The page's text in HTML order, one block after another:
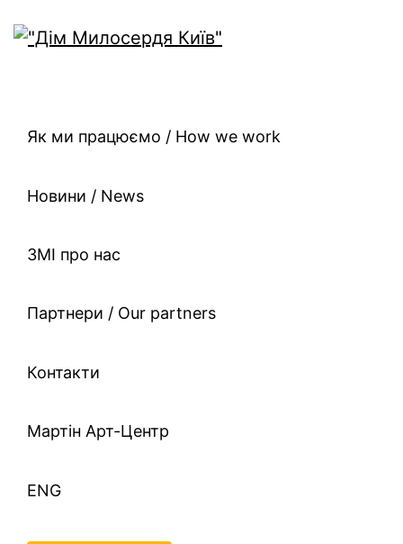
Як ми працюємо / How we work
Новини / News
ЗМІ про нас
Партнери / Our partners
Контакти
Mартін Арт-Центр
ENG